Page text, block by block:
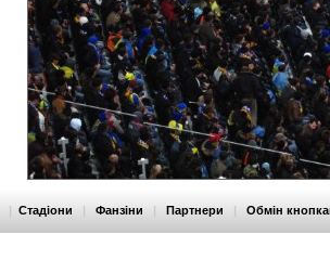
| Стадіони | Фанзіни | Партнери | Обмін